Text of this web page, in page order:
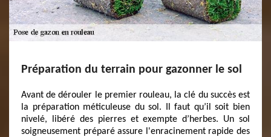
Préparation du terrain pour gazonner le sol
Avant de dérouler le premier rouleau, la clé du succès est
la préparation méticuleuse du sol. Il faut qu’il soit bien
nivelé, libéré des pierres et exempte d’herbes. Un sol
soigneusement préparé assure l'enracinement rapide des